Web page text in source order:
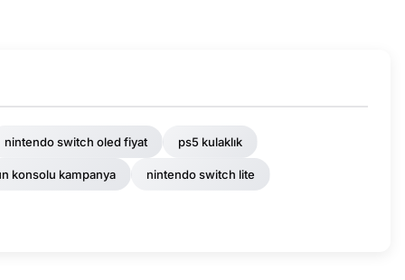
nintendo switch oled fiyat ps5 kulaklık
konsolu kampanya nintendo switch lite